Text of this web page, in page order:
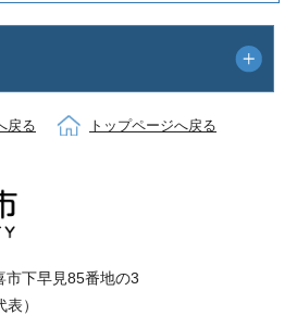
戻る トップページへ戻る
下早見85番地の3
）